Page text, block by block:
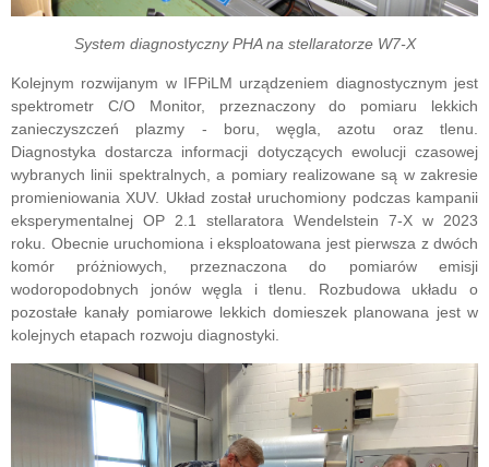
System diagnostyczny PHA na stellaratorze W7-X
Kolejnym rozwijanym w IFPiLM urządzeniem diagnostycznym jest
spektrometr C/O Monitor, przeznaczony do pomiaru lekkich
zanieczyszczeń plazmy - boru, węgla, azotu oraz tlenu.
Diagnostyka dostarcza informacji dotyczących ewolucji czasowej
wybranych linii spektralnych, a pomiary realizowane są w zakresie
promieniowania XUV. Układ został uruchomiony podczas kampanii
eksperymentalnej OP 2.1 stellaratora Wendelstein 7-X w 2023
roku. Obecnie uruchomiona i eksploatowana jest pierwsza z dwóch
komór próżniowych, przeznaczona do pomiarów emisji
wodoropodobnych jonów węgla i tlenu. Rozbudowa układu o
pozostałe kanały pomiarowe lekkich domieszek planowana jest w
kolejnych etapach rozwoju diagnostyki.